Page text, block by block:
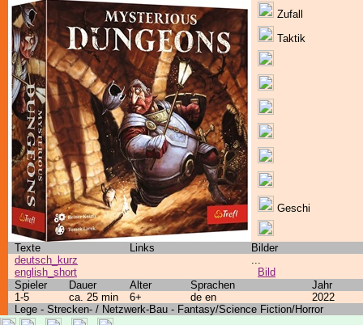
Zufall
Taktik
Geschi
Texte Links
Bilder
deutsch_kurz
english_short
...
Bild
Spieler
Dauer Alter Sprachen
Jahr
1-5
ca. 25 min 6+ de en
2022
Lege - Strecken- / Netzwerk-Bau - Fantasy/Science Fiction/Horror